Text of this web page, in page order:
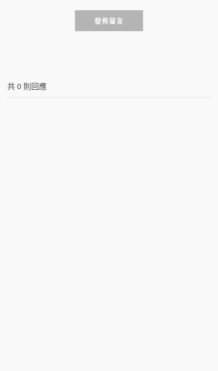
發佈留言
共0 則回應